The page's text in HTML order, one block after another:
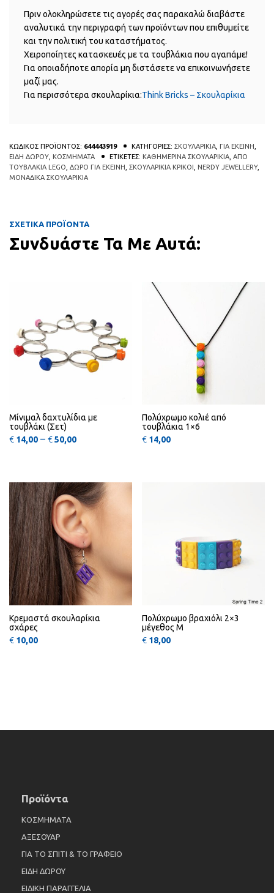
Πριν ολοκληρώσετε τις αγορές σας παρακαλώ διαβάστε
αναλυτικά την περιγραφή των προϊόντων που επιθυμείτε
και την πολιτική του καταστήματος.
Χειροποίητες κατασκευές με τα τουβλάκια που αγαπάμε!
Για οποιαδήποτε απορία μη διστάσετε να επικοινωνήσετε
μαζί μας.
Για περισσότερα σκουλαρίκια:Think Bricks – Σκουλαρίκια
ΚΩΔΙΚΟΣ ΠΡΟΪΟΝΤΟΣ: 644443919 ΚΑΤΗΓΟΡΙΕΣ: ΣΚΟΥΛΑΡΙΚΙΑ ΓΙΑ ΕΚΕΙΝΗ
ΕΙΔΗ ΔΩΡΟΥ ΚΟΣΜΗΜΑΤΑ ΕΤΙΚΕΤΕΣ: ΚΑΘΗΜΕΡΙΝΑ ΣΚΟΥΛΑΡΙΚΙΑ ΑΠΟ
ΤΟΥΒΛΑΚΙΑ LEGO ΔΩΡΟ ΓΙΑ ΕΚΕΙΝΗ ΣΚΟΥΛΑΡΙΚΙΑ ΚΡΙΚΟΙ NERDY JEWELLERY,
ΜΟΝΑΔΙΚΑ ΣΚΟΥΛΑΡΙΚΙΑ
ΣΧΕΤΙΚΑ ΠΡΟΪΟΝΤΑ
Συνδυάστε Τα Με Αυτά:
Αυτό το προϊόν έχει πολλαπλές
Μίνιμαλ δαχτυλίδια με
τουβλάκι (Σετ)
€ 14,00 – €50,00Price range: €14,00 through €50,00
Πολύχρωμο κολιέ από
τουβλάκια 1×6
€ 14,00
Κρεμαστά σκουλαρίκια
σχάρες
€ 10,00
Πολύχρωμο βραχιόλι 2×3
μέγεθος Μ
€ 18,00
Προϊόντα
ΚΟΣΜΗΜΑΤΑ
ΑΞΕΣΟΥΑΡ
ΓΙΑ ΤΟ ΣΠΙΤΙ & ΤΟ ΓΡΑΦΕΙΟ
ΕΙΔΗ ΔΩΡΟΥ
ΕΙΔΙΚΗ ΠΑΡΑΓΓΕΛΙΑ